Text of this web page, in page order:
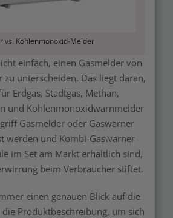
vs. Kohlenmonoxid-Melder
einfach, einen Gasmelder von
zu unterscheiden. Das liegt daran,
Erdgas, Stadtgas, Methan,
und Kohlenmonoxidwarnmelder
Gasmelder oder Gaswarner
werden und Kombi-Gaswarner
im Set am Markt erhältlich sind,
beim Verbraucher stiftet.
einen genauen Blick auf die
Produktbeschreibung, um sich